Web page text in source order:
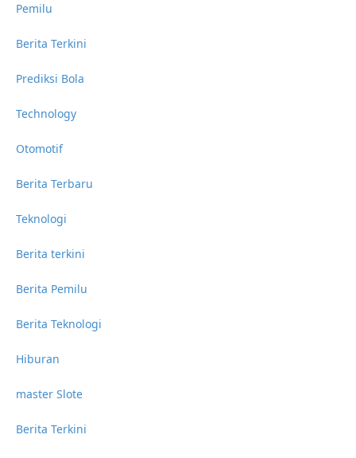
Pemilu
Berita Terkini
Prediksi Bola
Technology
Otomotif
Berita Terbaru
Teknologi
Berita terkini
Berita Pemilu
Berita Teknologi
Hiburan
master Slote
Berita Terkini